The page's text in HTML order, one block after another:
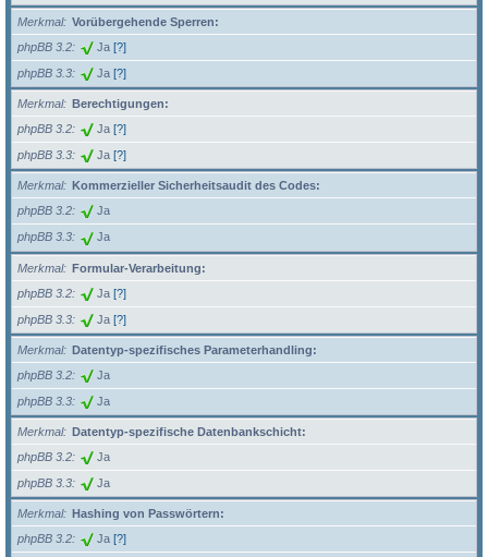
Merkmal
Vorübergehende Sperren:
phpBB 3.2
Ja [?]
phpBB 3.3 Ja [?]
Merkmal
Berechtigungen:
phpBB 3.2
Ja [?]
phpBB 3.3 Ja [?]
Merkmal
Kommerzieller Sicherheitsaudit des Codes:
phpBB 3.2
Ja
phpBB 3.3 Ja
Merkmal
Formular-Verarbeitung:
phpBB 3.2
Ja [?]
phpBB 3.3 Ja [?]
Merkmal
Datentyp-spezifisches Parameterhandling:
phpBB 3.2
Ja
phpBB 3.3 Ja
Merkmal
Datentyp-spezifische Datenbankschicht:
phpBB 3.2
Ja
phpBB 3.3 Ja
Merkmal
Hashing von Passwörtern:
phpBB 3.2
Ja [?]